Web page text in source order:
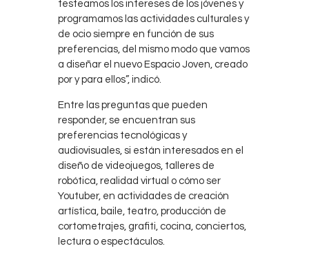
testeamos los intereses de los jóvenes y
programamos las actividades culturales y
de ocio siempre en función de sus
preferencias, del mismo modo que vamos
a diseñar el nuevo Espacio Joven, creado
por y para ellos”, indicó.
Entre las preguntas que pueden
responder, se encuentran sus
preferencias tecnológicas y
audiovisuales, si están interesados en el
diseño de videojuegos, talleres de
robótica, realidad virtual o cómo ser
Youtuber, en actividades de creación
artística, baile, teatro, producción de
cortometrajes, grafiti, cocina, conciertos,
lectura o espectáculos.